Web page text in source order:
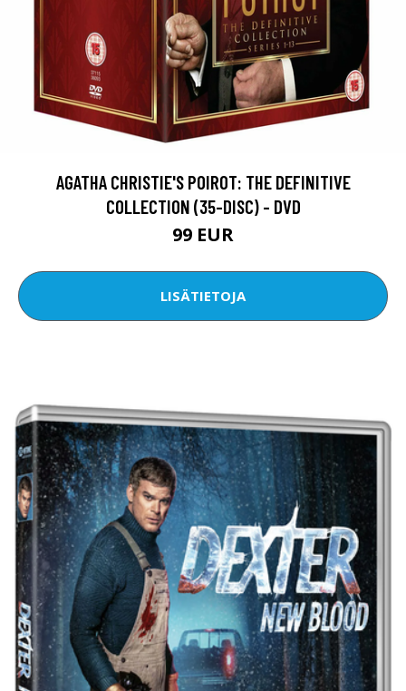
AGATHA CHRISTIE'S POIROT: THE DEFINITIVE
COLLECTION (35-DISC) - DVD
99 EUR
LISÄTIETOJA